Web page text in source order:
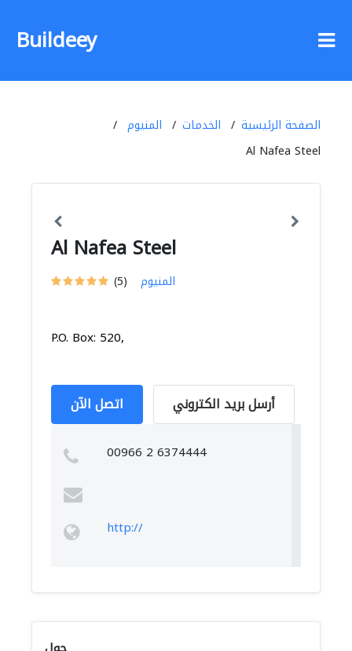
Buildeey
الصفحة الرئيسية الخدمات
المنيوم
Al Nafea Steel
Al Nafea Steel
(5) المنيوم
P.O. Box: 520,
اتصل الآن أرسل بريد الكتروني
00966 2 6374444
http://